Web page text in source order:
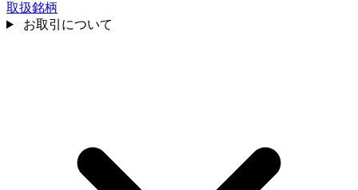
取扱銘柄
お取引について